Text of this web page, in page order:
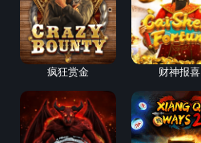
疯狂赏金 财神报喜